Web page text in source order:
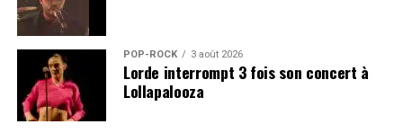
POP-ROCK 3 août 2026
Lorde interrompt 3 fois son concert à
Lollapalooza